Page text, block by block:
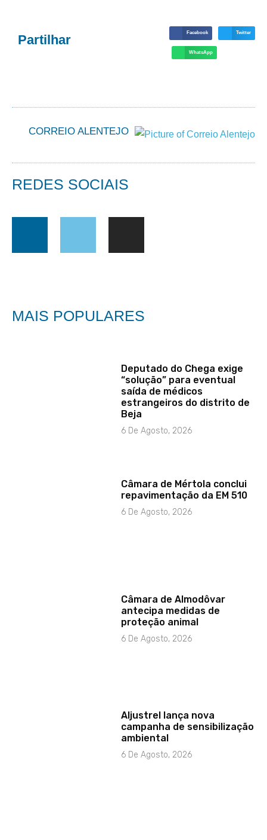
Partilhar Facebook Twitter
WhatsApp
CORREIO ALENTEJO
REDES SOCIAIS
MAIS POPULARES
Deputado do Chega exige
“solução” para eventual
saída de médicos
estrangeiros do distrito de
Beja
6 De Agosto, 2026
Câmara de Mértola conclui
repavimentação da EM 510
6 De Agosto, 2026
Câmara de Almodôvar
antecipa medidas de
proteção animal
6 De Agosto, 2026
Aljustrel lança nova
campanha de sensibilização
ambiental
6 De Agosto, 2026